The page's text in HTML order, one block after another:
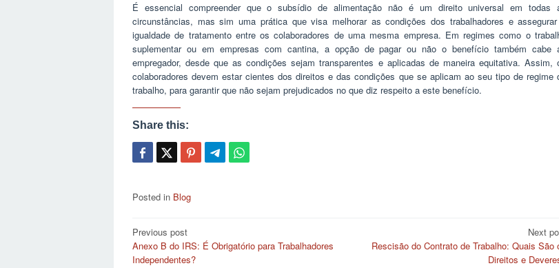
É essencial compreender que o subsídio de alimentação não é um direito universal em todas
circunstâncias, mas sim uma prática que visa melhorar as condições dos trabalhadores e
igualdade de tratamento entre os colaboradores de uma mesma empresa. Em regimes como o
suplementar ou em empresas com cantina, a opção de pagar ou não o benefício também cabe
empregador, desde que as condições sejam transparentes e aplicadas de maneira equitativa. Assim,
colaboradores devem estar cientes dos direitos e das condições que se aplicam ao seu tipo de regime
trabalho, para garantir que não sejam prejudicados no que diz respeito a este benefício.
Share this:
Posted in Blog
Post
navigation
Previous post
Anexo B do IRS: É Obrigatório para Trabalhadores
Independentes?
Next
Rescisão do Contrato de Trabalho: Quais São
Direitos e